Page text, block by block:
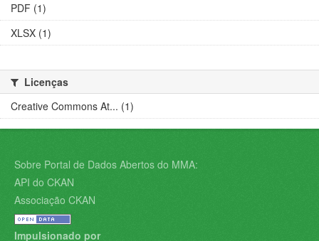
PDF (1)
XLSX (1)
Licenças
Creative Commons At... (1)
Sobre Portal de Dados Abertos do MMA:
API do CKAN
Associação CKAN
Impulsionado por